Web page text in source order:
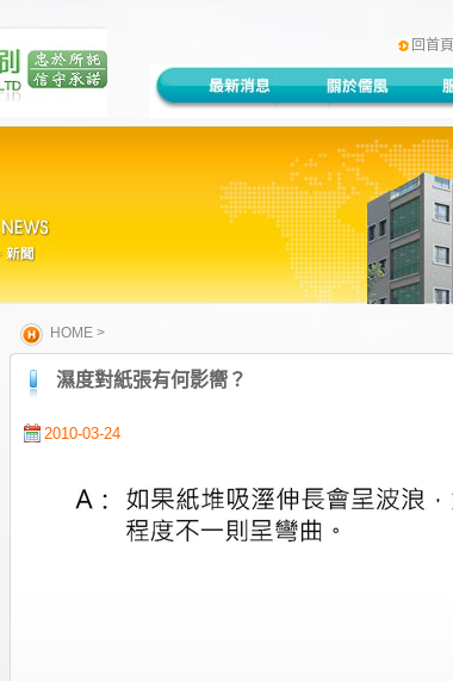
::: 回首頁
HOME >
濕度對紙張有何影嚮？
2010-03-24